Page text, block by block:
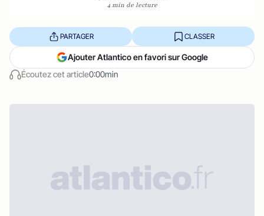
4 min de lecture
Écoutez cet article0:00min
PARTAGER CLASSER
Ajouter Atlantico en favori sur Google